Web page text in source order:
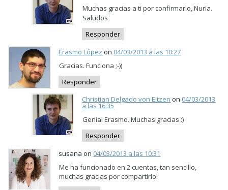
Muchas gracias a ti por confirmarlo, Nuria.
Saludos
Responder
Erasmo López on 04/03/2013 a las 10:27
Gracias. Funciona ;-))
Responder
Christian Delgado von Eitzen on 04/03/2013
a las 16:35
Genial Erasmo. Muchas gracias :)
Responder
susana on 04/03/2013 a las 10:31
Me ha funcionado en 2 cuentas, tan sencillo,
muchas gracias por compartirlo!